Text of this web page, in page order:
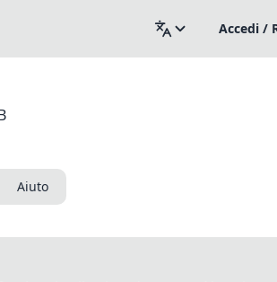
Accedi /
Aiuto